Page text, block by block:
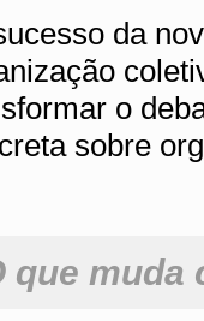
da
o
sobre
que muda